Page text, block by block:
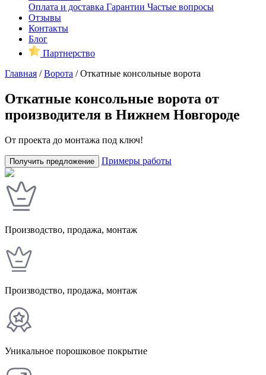
Оплата и доставка Гарантии Частые вопросы
Отзывы
Контакты
Блог
Партнерство
Главная /Ворота /Откатные консольные ворота
Откатные консольные ворота от
производителя в Нижнем Новгороде
От проекта до монтажа под ключ!
Получить предложение Примеры работы
Производство, продажа, монтаж
Производство, продажа, монтаж
Уникальное порошковое покрытие